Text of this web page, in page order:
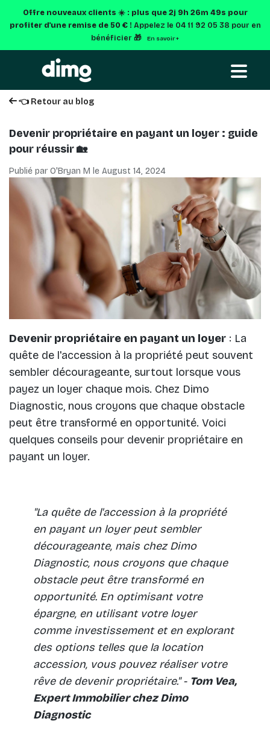
Offre nouveaux clients ☀️ : plus que 2j 9h 26m 48s pour
profiter d'une remise de 50 € ! Appelez le 04 11 92 05 38 pour en
bénéficier 🎁
En savoir +
👈 Retour au blog
Devenir propriétaire en payant un loyer : guide
pour réussir 🏡
Publié par O'Bryan M le August 14, 2024
Devenir propriétaire en payant un loyer : La
quête de l'accession à la propriété peut souvent
sembler décourageante, surtout lorsque vous
payez un loyer chaque mois. Chez Dimo
Diagnostic, nous croyons que chaque obstacle
peut être transformé en opportunité. Voici
quelques conseils pour devenir propriétaire en
payant un loyer.
"La quête de l'accession à la propriété
en payant un loyer peut sembler
décourageante, mais chez Dimo
Diagnostic, nous croyons que chaque
obstacle peut être transformé en
opportunité. En optimisant votre
épargne, en utilisant votre loyer
comme investissement et en explorant
des options telles que la location
accession, vous pouvez réaliser votre
rêve de devenir propriétaire." - Tom Vea,
Expert Immobilier chez Dimo
Diagnostic